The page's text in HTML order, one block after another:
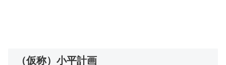
（仮称）小平計画